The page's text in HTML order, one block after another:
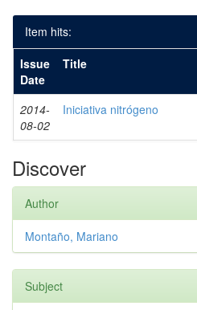
Item hits:
Issue
Date
Title
2014-
08-02
Iniciativa nitrógeno
Discover
Author
Montaño, Mariano
Subject